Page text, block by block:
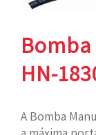
HN-
A Bomba